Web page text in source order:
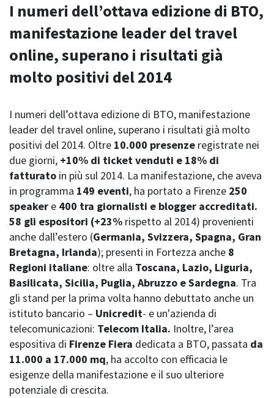
I numeri dell’ottava edizione di BTO,
manifestazione leader del travel
online, superano i risultati già
molto positivi del 2014
I numeri dell’ottava edizione di BTO, manifestazione
leader del travel online, superano i risultati già molto
positivi del 2014. Oltre 10.000 presenze registrate nei
due giorni, +10% di ticket venduti e 18% di
fatturato in più sul 2014. La manifestazione, che aveva
in programma 149 eventi, ha portato a Firenze 250
speaker e 400 tra giornalisti e blogger accreditati.
58 gli espositori (+23% rispetto al 2014) provenienti
anche dall’estero (Germania, Svizzera, Spagna, Gran
Bretagna, Irlanda); presenti in Fortezza anche 8
Regioni italiane: oltre alla Toscana, Lazio, Liguria,
Basilicata, Sicilia, Puglia, Abruzzo e Sardegna. Tra
gli stand per la prima volta hanno debuttato anche un
istituto bancario – Unicredit- e un'azienda di
telecomunicazioni: Telecom Italia. Inoltre, l’area
espositiva di Firenze Fiera dedicata a BTO, passata da
11.000 a 17.000 mq, ha accolto con efficacia le
esigenze della manifestazione e il suo ulteriore
potenziale di crescita.